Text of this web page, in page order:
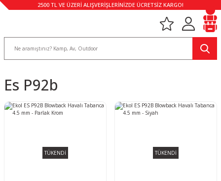
2500 TL VE ÜZERİ ALIŞVERİŞLERİNİZDE ÜCRETSİZ KARGO!
Es P92b
TÜKENDİ TÜKENDİ